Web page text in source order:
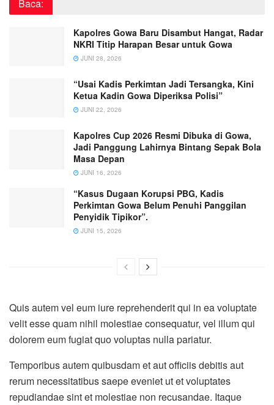
Baca:
Kapolres Gowa Baru Disambut Hangat, Radar
NKRI Titip Harapan Besar untuk Gowa
JUNI 28, 2026
“Usai Kadis Perkimtan Jadi Tersangka, Kini
Ketua Kadin Gowa Diperiksa Polisi”
JUNI 22, 2026
Kapolres Cup 2026 Resmi Dibuka di Gowa,
Jadi Panggung Lahirnya Bintang Sepak Bola
Masa Depan
JUNI 16, 2026
“Kasus Dugaan Korupsi PBG, Kadis
Perkimtan Gowa Belum Penuhi Panggilan
Penyidik Tipikor”.
JUNI 15, 2026
Quis autem vel eum iure reprehenderit qui in ea voluptate
velit esse quam nihil molestiae consequatur, vel illum qui
dolorem eum fugiat quo voluptas nulla pariatur.
Temporibus autem quibusdam et aut officiis debitis aut
rerum necessitatibus saepe eveniet ut et voluptates
repudiandae sint et molestiae non recusandae. Itaque